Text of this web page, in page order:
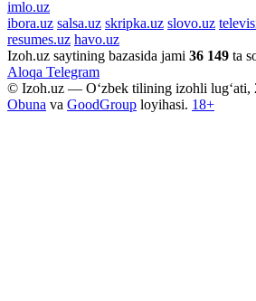
imlo.uz
ibora.uz salsa.uz skripka.uz slovo.uz
resumes.uz havo.uz
Izoh.uz saytining bazasida jami 36 149 ta
Aloqa Telegram
© Izoh.uz — O‘zbek tilining izohli lug‘ati,
Obuna va GoodGroup loyihasi. 18+